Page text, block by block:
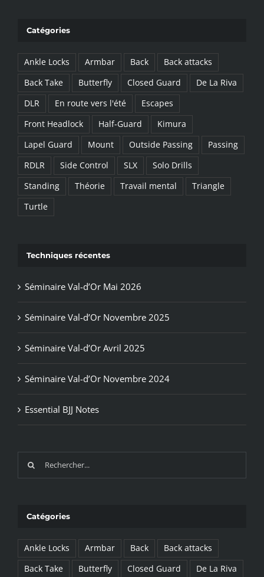
siteCatégories
Ankle Locks Armbar Back
Back attacks
Back Take
Butterfly Closed Guard
De La Riva
DLR
En route vers l'été
Escapes
Front Headlock
Half-Guard
Kimura
Lapel Guard
Mount Outside Passing
Passing
RDLR
Side Control SLX
Solo Drills
Standing
Théorie Travail mental
Triangle
Turtle
Techniques récentes
Séminaire Val-d’Or Mai 2026
Séminaire Val-d’Or Novembre 2025
Séminaire Val-d’Or Avril 2025
Séminaire Val-d’Or Novembre 2024
Essential BJJ Notes
Recherche
sur
siteCatégories
Ankle Locks Armbar Back
Back attacks
Back Take
Butterfly Closed Guard
De La Riva